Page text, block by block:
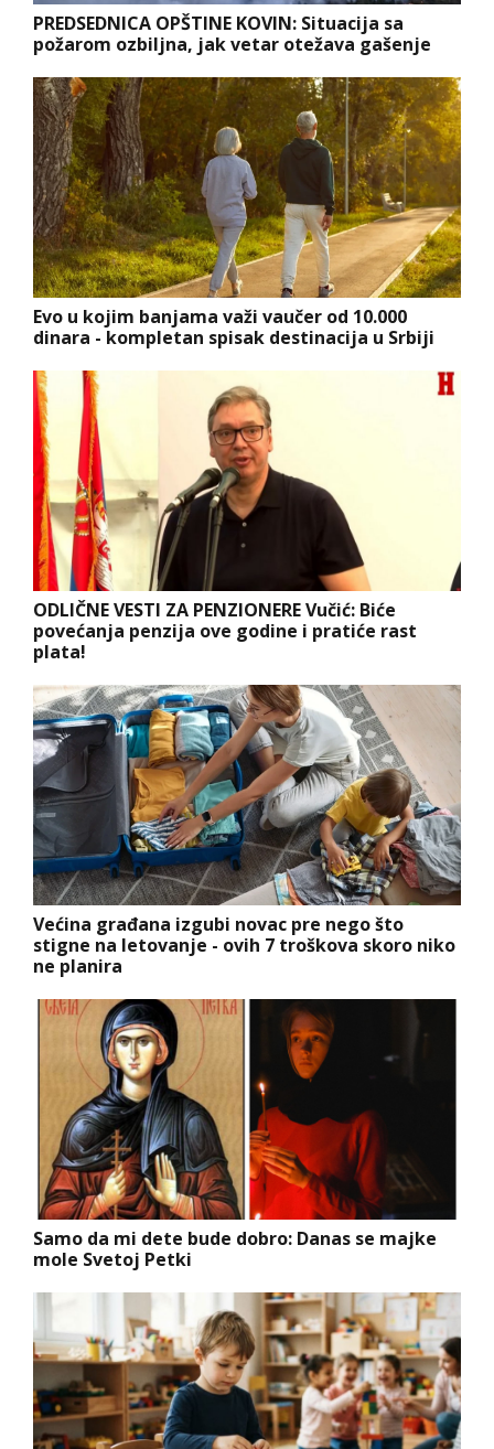
PREDSEDNICA OPŠTINE KOVIN: Situacija sa
požarom ozbiljna, jak vetar otežava gašenje
Evo u kojim banjama važi vaučer od 10.000
dinara - kompletan spisak destinacija u Srbiji
ODLIČNE VESTI ZA PENZIONERE Vučić: Biće
povećanja penzija ove godine i pratiće rast
plata!
Većina građana izgubi novac pre nego što
stigne na letovanje - ovih 7 troškova skoro niko
ne planira
Samo da mi dete bude dobro: Danas se majke
mole Svetoj Petki